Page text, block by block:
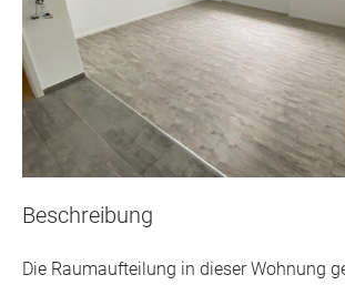
Beschreibung
Die Raumaufteilung in dieser Wohnung